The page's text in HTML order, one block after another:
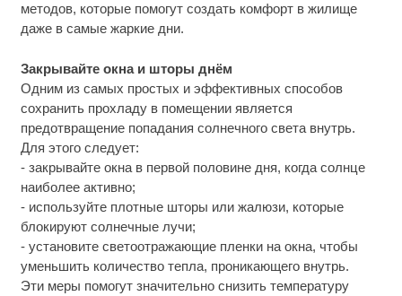
методов, которые помогут создать комфорт в жилище
даже в самые жаркие дни.
Закрывайте окна и шторы днём
Одним из самых простых и эффективных способов
сохранить прохладу в помещении является
предотвращение попадания солнечного света внутрь.
Для этого следует:
- закрывайте окна в первой половине дня, когда солнце
наиболее активно;
- используйте плотные шторы или жалюзи, которые
блокируют солнечные лучи;
- установите светоотражающие пленки на окна, чтобы
уменьшить количество тепла, проникающего внутрь.
Эти меры помогут значительно снизить температуру
Этот танец невесты оставит вас без слов!
Пересмотрела 10 раз